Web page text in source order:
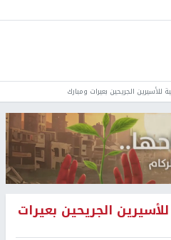
للأسيرين الجريحين بعيرات ومبارك
الجريحين بعيرات